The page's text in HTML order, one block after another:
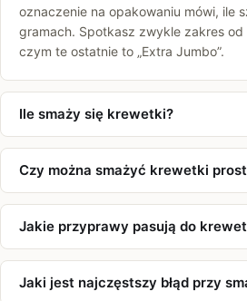
oznaczenie na opakowaniu mówi, ile
gramach. Spotkasz zwykle zakres
czym te ostatnie to „Extra Jumbo”.
Ile smaży się krewetki?
Czy można smażyć krewetki
Jakie przyprawy pasują do
Jaki jest najczęstszy błąd przy